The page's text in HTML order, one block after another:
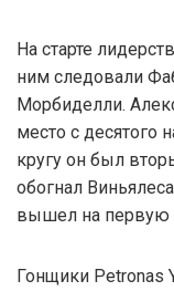
На старте
ним следовали
Морбиделли.
место с десятого
кругу он был
обогнал
вышел на первую
Гонщики Petronas